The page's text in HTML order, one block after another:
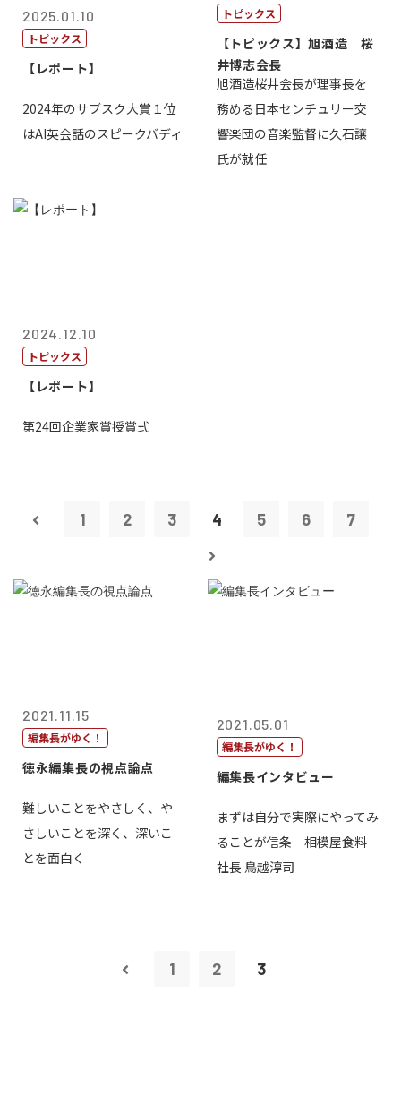
2025.01.10
トピックス
【レポート】
2024年のサブスク大賞１位
はAI英会話のスピークバディ
トピックス
【トピックス】旭酒造 桜
井博志会長
旭酒造桜井会長が理事長を
務める日本センチュリー交
響楽団の音楽監督に久石譲
氏が就任
2024.12.10
トピックス
【レポート】
第24回企業家賞授賞式
1 2 3 4 5 6 7
2021.11.15
編集長がゆく！
徳永編集長の視点論点
難しいことをやさしく、や
さしいことを深く、深いこ
とを面白く
2021.05.01
編集長がゆく！
編集長インタビュー
まずは自分で実際にやってみ
ることが信条 相模屋食料
社長 鳥越淳司
1 2 3